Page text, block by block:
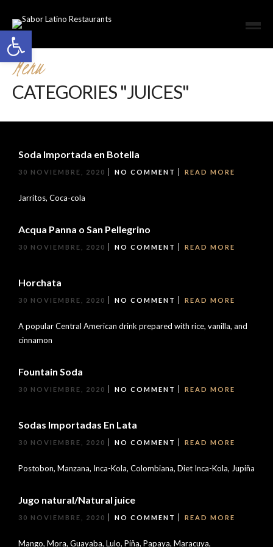
Menu
CATEGORIES "JUICES"
Soda Importada en Botella
30 NOVIEMBRE, 2020 NO COMMENT READ MORE
Jarritos, Coca-cola
Acqua Panna o San Pellegrino
30 NOVIEMBRE, 2020 NO COMMENT READ MORE
Horchata
30 NOVIEMBRE, 2020 NO COMMENT READ MORE
A popular Central American drink prepared with rice, vanilla, and
cinnamon
Fountain Soda
30 NOVIEMBRE, 2020 NO COMMENT READ MORE
Sodas Importadas En Lata
30 NOVIEMBRE, 2020 NO COMMENT READ MORE
Postobon, Manzana, Inca-Kola, Colombiana, Diet Inca-Kola, Jupiña
Jugo natural/Natural juice
30 NOVIEMBRE, 2020 NO COMMENT READ MORE
Mango, Mora, Guayaba, Lulo, Piña, Papaya, Maracuya,
Open toolbar